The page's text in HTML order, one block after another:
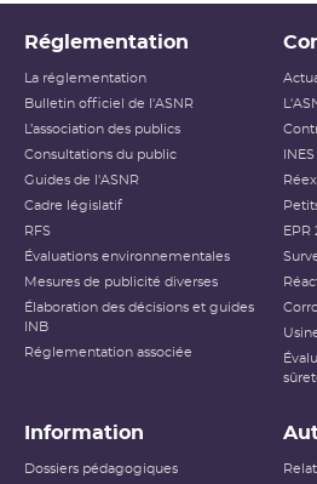
Réglementation
La réglementation
Bulletin officiel de l'ASNR
L’association des publics
Consultations du public
Guides de l'ASNR
Cadre législatif
RFS
Évaluations environnementales
Mesures de publicité diverses
Élaboration des décisions et guides
INB
Réglementation associée
EPR
Information
Dossiers pédagogiques